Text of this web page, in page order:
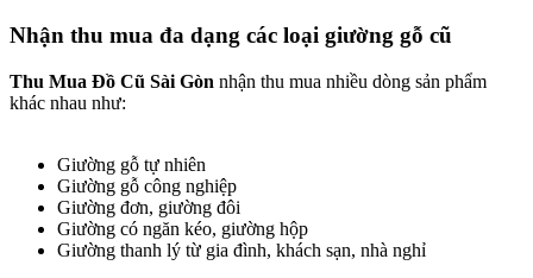
Nhận thu mua đa dạng các loại giường gỗ cũ​
Thu Mua Đồ Cũ Sài Gòn nhận thu mua nhiều dòng sản phẩm
khác nhau như:
Giường gỗ tự nhiên
Giường gỗ công nghiệp
Giường đơn, giường đôi
Giường có ngăn kéo, giường hộp
Giường thanh lý từ gia đình, khách sạn, nhà nghỉ